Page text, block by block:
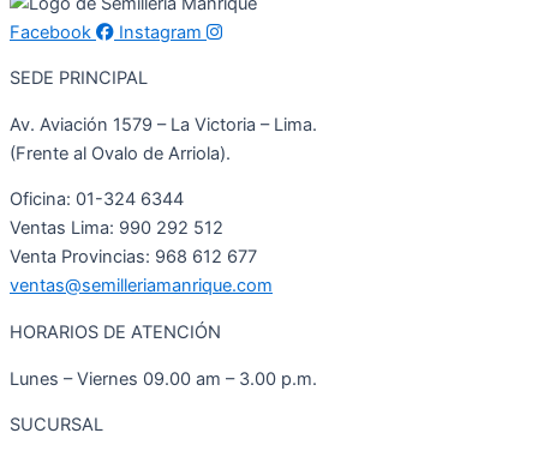
Facebook Instagram
SEDE PRINCIPAL
Av. Aviación 1579 – La Victoria – Lima.
(Frente al Ovalo de Arriola).
Oficina: 01-324 6344
Ventas Lima: 990 292 512
Venta Provincias: 968 612 677
ventas@semilleriamanrique.com
HORARIOS DE ATENCIÓN
Lunes – Viernes 09.00 am – 3.00 p.m.
SUCURSAL